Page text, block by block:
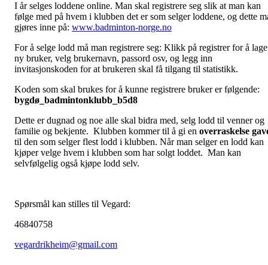
I år selges loddene online. Man skal registrere seg slik at man kan
følge med på hvem i klubben det er som selger loddene, og dette
gjøres inne på: www.badminton-norge.no
For å selge lodd må man registrere seg: Klikk på registrer for å lage
ny bruker, velg brukernavn, passord osv, og legg inn
invitasjonskoden for at brukeren skal få tilgang til statistikk.
Koden som skal brukes for å kunne registrere bruker er følgende:
bygdø_badmintonklubb_b5d8
Dette er dugnad og noe alle skal bidra med, selg lodd til venner og
familie og bekjente. Klubben kommer til å gi en overraskelse
til den som selger flest lodd i klubben. Når man selger en lodd kan
kjøper velge hvem i klubben som har solgt loddet. Man kan
selvfølgelig også kjøpe lodd selv.
Spørsmål kan stilles til Vegard:
46840758
vegardrikheim@gmail.com